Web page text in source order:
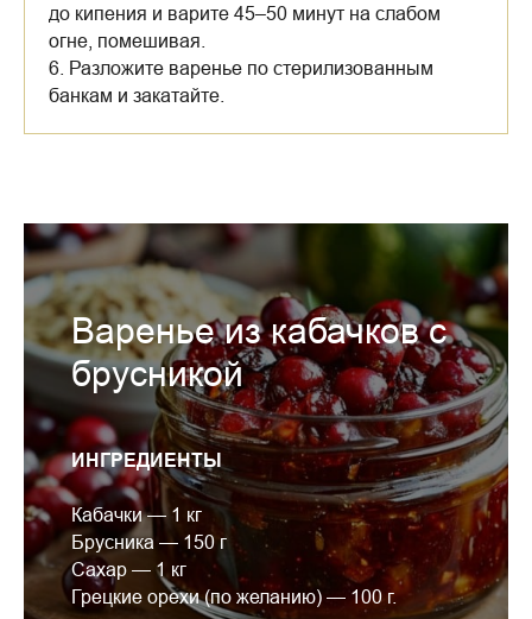
до кипения и варите 45–50 минут на слабом
огне, помешивая.
6. Разложите варенье по стерилизованным
банкам и закатайте.
Варенье из кабачков с
брусникой
ИНГРЕДИЕНТЫ
Кабачки — 1 кг
Брусника — 150 г
Сахар — 1 кг
Грецкие орехи (по желанию) — 100 г.